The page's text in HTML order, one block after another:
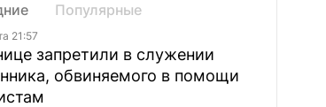
Популярные
21:57
запретили в служении
обвиняемого в помощи